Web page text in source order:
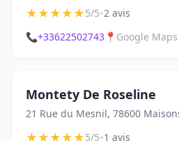
★★★★★5/5•2 avis
📞+33622502743 📍 Google Maps
Montety De Roseline
21 Rue du Mesnil, 78600
★★★★★5/5•1 avis